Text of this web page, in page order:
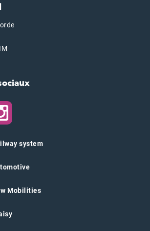
system
Mobilities